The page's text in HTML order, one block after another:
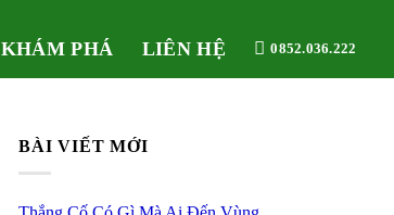
KHÁM PHÁ LIÊN HỆ 0852.036.222
BÀI VIẾT MỚI